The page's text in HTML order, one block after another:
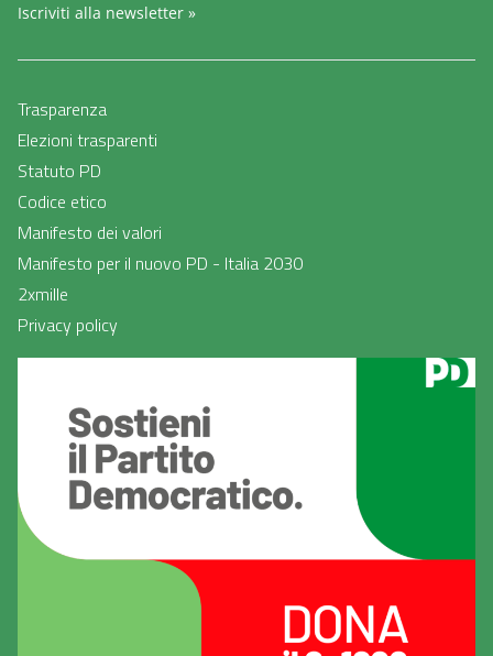
Iscriviti alla newsletter »
Trasparenza
Elezioni trasparenti
Statuto PD
Codice etico
Manifesto dei valori
Manifesto per il nuovo PD - Italia 2030
2xmille
Privacy policy